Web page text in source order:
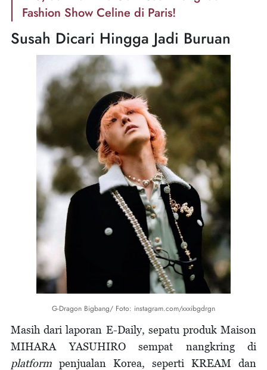
Fashion Show Celine di Paris!
Susah Dicari Hingga Jadi Buruan
G-Dragon Bigbang/ Foto: instagram.com/xxxibgdrgn
Masih dari laporan E-Daily, sepatu produk Maison
MIHARA YASUHIRO sempat nangkring di
platform penjualan Korea, seperti KREAM dan